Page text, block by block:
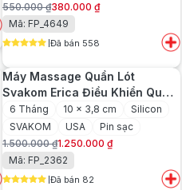
550.000₫
Giá
gốc
là:
550.000 ₫.
380.000 ₫
Giá
hiện
tại
là:
380.000 ₫.
Mã: FP_4649
Đã bán 558
Máy Massage Quần Lót
Svakom Erica Điều Khiển Qua
App
6 Tháng 10 x 3,8 cm
Silicon
SVAKOM
USA
Pin sạc
1.500.000₫
Giá
gốc
là:
1.250.000 ₫
Giá
hiện
tại
Mã: FP_2362
Đã bán 82